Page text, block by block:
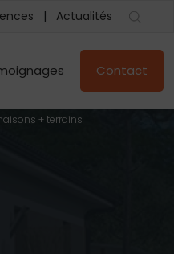
Actualités
Contact
+ terrains